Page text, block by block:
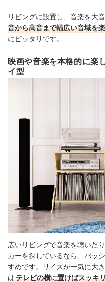
リビングに設置し、音楽を大
音から高音まで幅広い音域を
にピッタリです。
映画や音楽を本格的に楽
イ型
広いリビングで音楽を聴いた
カーを探しているなら、パッ
すめです。サイズが一気に大
はテレビの横に置けばスッキ